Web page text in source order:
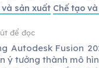
và sản xuất Chế tạo
để đọc
Autodesk Fusion
ý tưởng thành mô